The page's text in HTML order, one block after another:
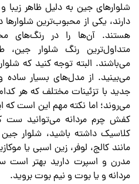
شلوارهای جین به دلیل ظاهر زیبا
دارند، یکی از محبوب‌ترین شلوارها
هستند. آن‌ها را در رنگ‌های
متداول‌ترین رنگ شلوار
می‌باشند. البته توجه کنید که
می‌بینید. از مدل‌های بسیار
جدید با تزئینات مختلف که هر
می‌روند؛ اما نکته مهم این است که
کفش چرم مردانه می‌توانید ست
کلاسیک داشته باشید، شلوار
مانند کالج، لوفر، زین اسبی یا
مدرن و اسپرت دارید بهتر است
مردانه و یا بوت و نیم بوت بروید.